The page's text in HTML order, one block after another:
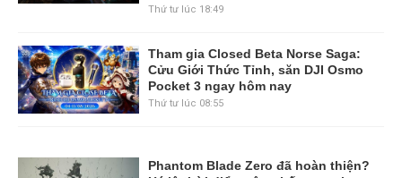
Thứ tư lúc 18:49
Tham gia Closed Beta Norse Saga:
Cửu Giới Thức Tỉnh, săn DJI Osmo
Pocket 3 ngay hôm nay
Thứ tư lúc 08:55
Phantom Blade Zero đã hoàn thiện?